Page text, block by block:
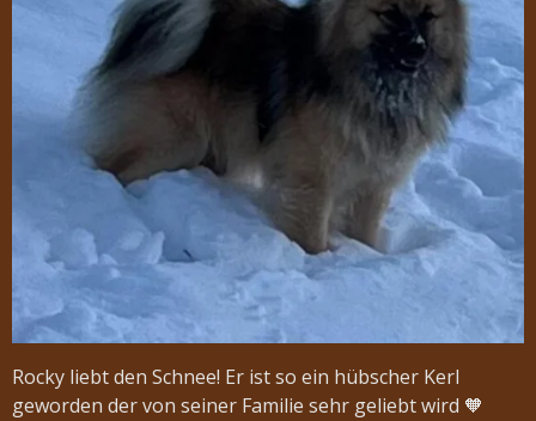
Rocky liebt den Schnee! Er ist so ein hübscher Kerl
geworden der von seiner Familie sehr geliebt wird 🧡